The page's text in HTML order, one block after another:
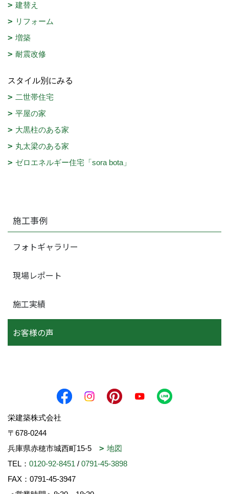
建替え
リフォーム
増築
耐震改修
スタイル別にみる
二世帯住宅
平屋の家
大黒柱のある家
丸太梁のある家
ゼロエネルギー住宅「sora bota」
施工事例
フォトギャラリー
現場レポート
施工実績
お客様の声
栄建築株式会社
〒678-0244
兵庫県赤穂市城西町15-5
地図
TEL： 0120-92-8451 / 0791-45-3898
FAX：0791-45-3947